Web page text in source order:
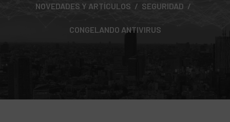
NOVEDADES Y ARTÍCULOS SEGURIDAD
CONGELANDO ANTIVIRUS